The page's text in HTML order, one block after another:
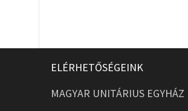
ELÉRHETŐSÉGEINK
MAGYAR UNITÁRIUS EGYHÁZ